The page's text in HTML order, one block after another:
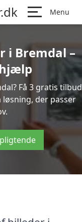
Menu
i Bremdal –
Få 3 gratis tilbud
der passer